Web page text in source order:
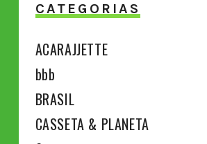
CATEGORIAS
ACARAJJETTE
bbb
BRASIL
CASSETA & PLANETA